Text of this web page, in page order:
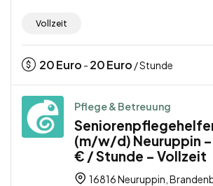
Vollzeit
20Euro - 20Euro / Stunde
Pflege & Betreuung
(m/w/d) Neuruppin
€ / Stunde – Vollzeit
16816 Neuruppin,